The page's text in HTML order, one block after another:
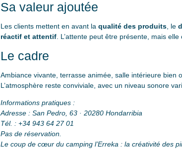
Sa valeur ajoutée
Les clients mettent en avant la qualité des produits, le
réactif et attentif. L’attente peut être présente, mais
Le cadre
Ambiance vivante, terrasse animée, salle intérieure bien
L’atmosphère reste conviviale, avec un niveau sonore
Informations pratiques :
Adresse : San Pedro, 63 · 20280 Hondarribia
Tél. : +34 943 64 27 01
Pas de réservation.
Le coup de cœur du camping l’Erreka : la créativité des